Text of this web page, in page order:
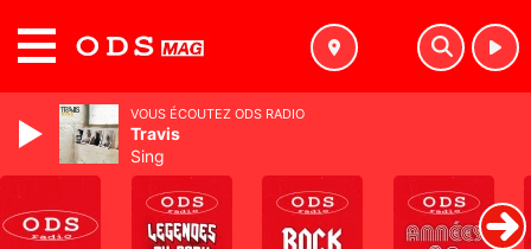
VOUS ÉCOUTEZ ODS RADIO
Travis
Sing